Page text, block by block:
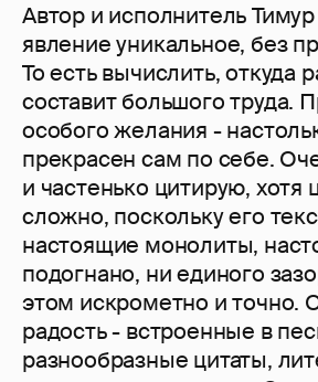
Автор и исполнитель
явление уникальное, без
То есть вычислить, откуда
составит большого труда.
особого желания -
прекрасен сам по себе.
и частенько цитирую, хотя
сложно, поскольку его
настоящие монолиты,
подогнано, ни единого
этом искрометно и точно.
радость - встроенные в
разнообразные цитаты,